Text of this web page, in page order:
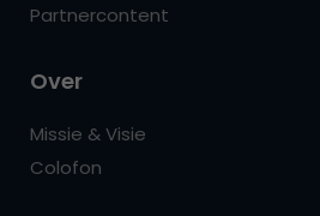
Partnercontent
Over
Missie & Visie
Colofon